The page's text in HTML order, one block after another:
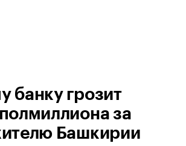
банку грозит
за
Башкирии